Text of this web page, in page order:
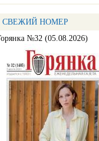
СВЕЖИЙ НОМЕР
№32 (05.08.2026)